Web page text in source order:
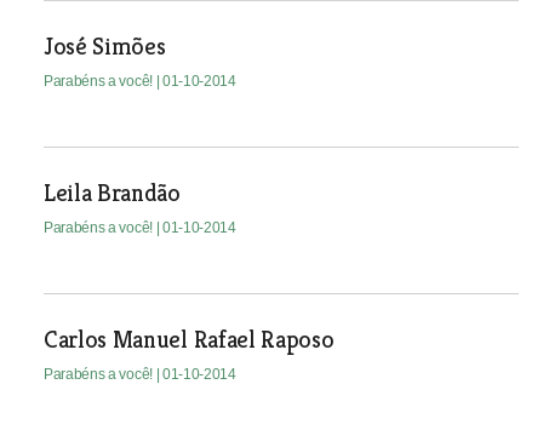
José Simões
Parabéns a você! | 01-10-2014
Leila Brandão
Parabéns a você! | 01-10-2014
Carlos Manuel Rafael Raposo
Parabéns a você! | 01-10-2014